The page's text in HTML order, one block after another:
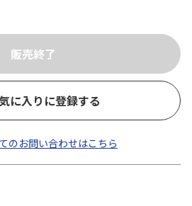
に入りに登録する
のお問い合わせはこちら